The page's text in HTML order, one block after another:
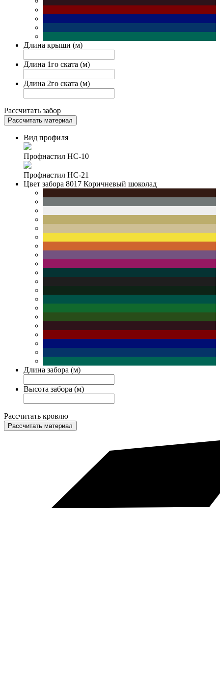
Длина крыши (м)
Длина 1го ската (м)
Длина 2го ската (м)
Рассчитать забор
Рассчитать материал
Вид профиля
Профнастил НС-10
Профнастил НС-21
Цвет забора 8017 Коричневый шоколад
Длина забора (м)
Высота забора (м)
Рассчитать кровлю
Рассчитать материал